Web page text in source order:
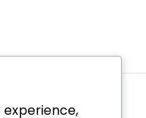
experience,